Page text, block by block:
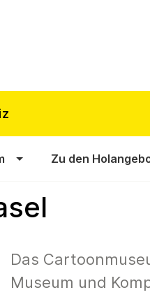
Zu den
Das
Museum und